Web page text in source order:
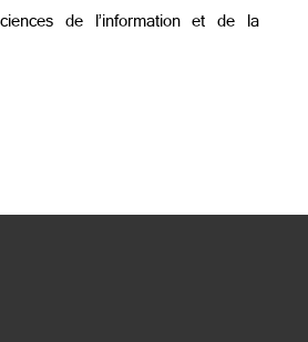
de l’information et de la